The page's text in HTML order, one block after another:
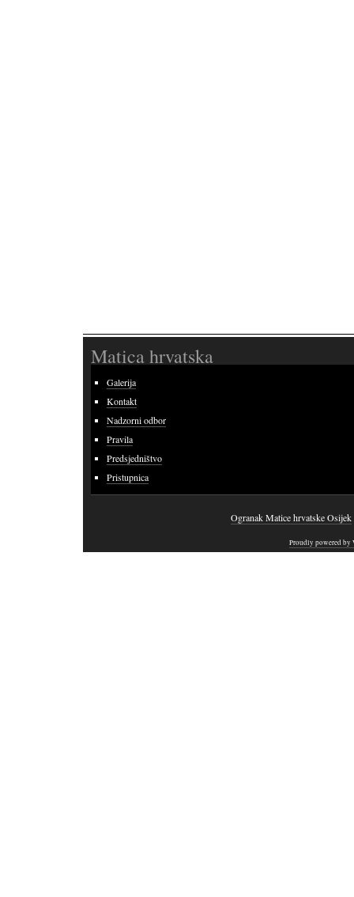
Matica hrvatska
Galerija
Kontakt
Nadzorni odbor
Pravila
Predsjedništvo
Pristupnica
Ogranak Matice hrvatske Osijek
Proudly powered by